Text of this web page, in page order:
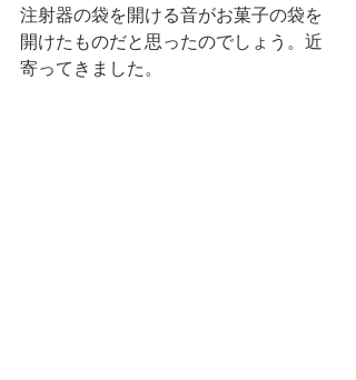
注射器の袋を開ける音がお菓子の袋を
開けたものだと思ったのでしょう。近
寄ってきました。